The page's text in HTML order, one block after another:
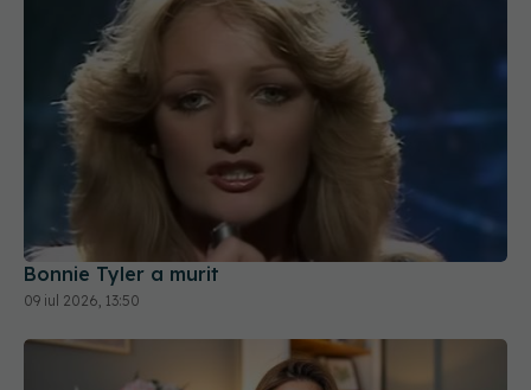
Bonnie Tyler a murit
09 iul 2026, 13:50